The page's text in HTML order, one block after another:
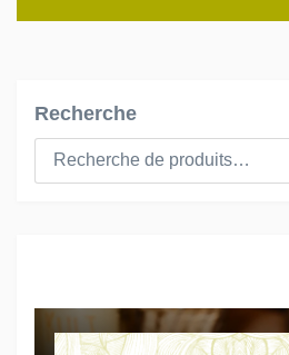
Recherche